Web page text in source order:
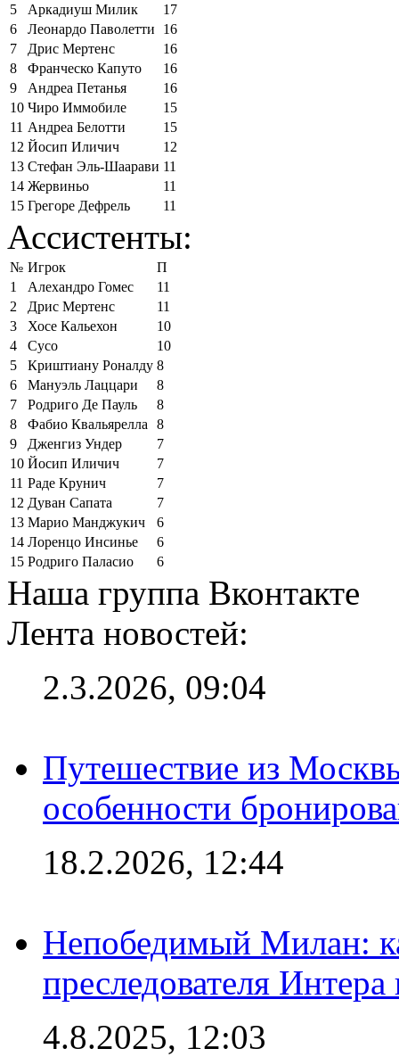
5
Аркадиуш Милик
17
6
Леонардо Паволетти
16
7
Дрис Мертенс
16
8
Франческо Капуто
16
9
Андреа Петанья
16
10 Чиро Иммобиле
15
11 Андреа Белотти
15
12 Йосип Иличич
12
13 Стефан Эль-Шаарави 11
14 Жервиньо
11
15 Грегоре Дефрель 11
Ассистенты:
№ Игрок
П
1
Алехандро Гомес
11
2
Дрис Мертенс
11
3
Хосе Кальехон
10
4
Сусо
10
5
Криштиану Роналду 8
6
Мануэль Лаццари
8
7
Родриго Де Пауль
8
8
Фабио Квальярелла
8
9
Дженгиз Ундер
7
10 Йосип Иличич
7
11 Раде Крунич
7
12 Дуван Сапата
7
13 Марио Манджукич
6
14 Лоренцо Инсинье
6
15 Родриго Паласио 6
Наша группа Вконтакте
Лента новостей:
2.3.2026, 09:04
Путешествие из
особенности
18.2.2026, 12:44
Непобедимый Милан:
преследователя
4.8.2025, 12:03